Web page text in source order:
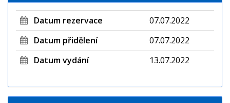
Datum rezervace
07.07.2022
Datum přidělení
07.07.2022
Datum vydání
13.07.2022